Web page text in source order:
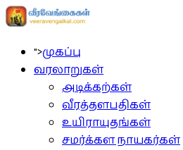
">முகப்பு
வரலாறுகள்
அடிக்கற்கள்
வீரத்தளபதிகள்
உயிராயுதங்கள்
சமர்க்கள நாயகர்கள்